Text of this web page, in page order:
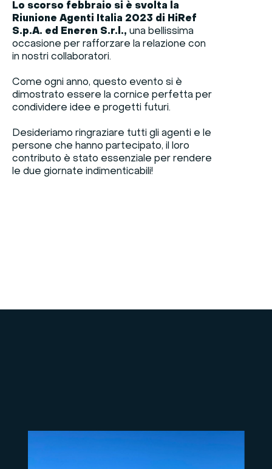
Lo scorso febbraio si è svolta la
Riunione Agenti Italia 2023 di HiRef
S.p.A. ed Eneren S.r.l., una bellissima
occasione per rafforzare la relazione con
in nostri collaboratori.
Come ogni anno, questo evento si è
dimostrato essere la cornice perfetta per
condividere idee e progetti futuri.
Desideriamo ringraziare tutti gli agenti e le
persone che hanno partecipato, il loro
contributo è stato essenziale per rendere
le due giornate indimenticabili!